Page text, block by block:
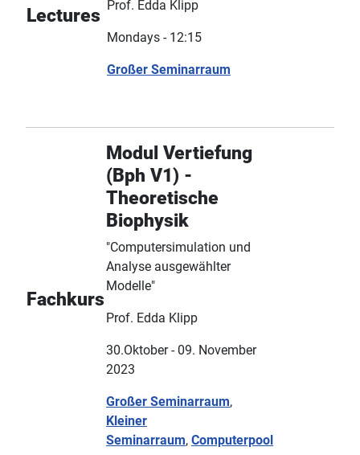
Lectures Prof. Edda Klipp
Mondays - 12:15
Großer Seminarraum
Fachkurs
Modul Vertiefung
(Bph V1) -
Theoretische
Biophysik
"Computersimulation und
Analyse ausgewählter
Modelle"
Prof. Edda Klipp
30.Oktober - 09. November
2023
Großer Seminarraum,
Kleiner
Seminarraum, Computerpool